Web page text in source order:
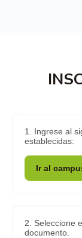
1. Ingrese al
establecidas:
Ir al
2. Seleccione
documento.